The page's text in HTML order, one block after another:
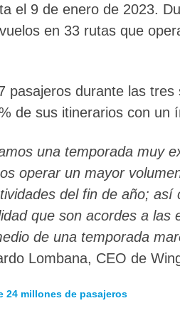
el 9 de enero de 2023.
en 33 rutas que
pasajeros durante las
de sus itinerarios con un
una temporada muy
operar un mayor
del fin de año; así
que son acordes a
de una temporada
Lombana, CEO de
24 millones de pasajeros